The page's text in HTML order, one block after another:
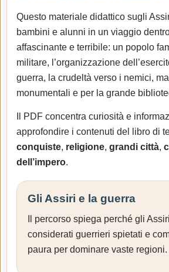
Questo materiale didattico sugli
bambini e alunni in un viaggio
affascinante e terribile: un popolo
militare, l’organizzazione
guerra, la crudeltà verso i nemici,
monumentali e per la grande
Il PDF concentra curiosità e
approfondire i contenuti del libro di
conquiste, religione, grandi città,
dell’impero.
Gli Assiri e la guerra
Il percorso spiega perché gli
considerati guerrieri spietati e
paura per dominare vaste regioni.